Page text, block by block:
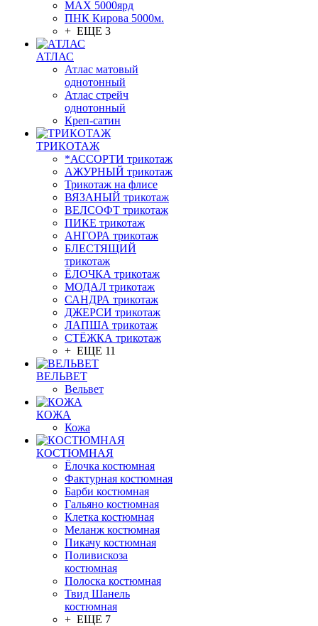
МАХ 5000ярд
ПНК Кирова 5000м.
+ ЕЩЕ 3
АТЛАС
Атлас матовый
однотонный
Атлас стрейч
однотонный
Креп-сатин
ТРИКОТАЖ
*АССОРТИ трикотаж
АЖУРНЫЙ трикотаж
Трикотаж на флисе
ВЯЗАНЫЙ трикотаж
ВЕЛСОФТ трикотаж
ПИКЕ трикотаж
АНГОРА трикотаж
БЛЕСТЯЩИЙ
трикотаж
ЁЛОЧКА трикотаж
МОДАЛ трикотаж
САНДРА трикотаж
ДЖЕРСИ трикотаж
ЛАПША трикотаж
СТЁЖКА трикотаж
+ ЕЩЕ 11
ВЕЛЬВЕТ
Вельвет
КОЖА
Кожа
КОСТЮМНАЯ
Ёлочка костюмная
Фактурная костюмная
Барби костюмная
Гальяно костюмная
Клетка костюмная
Меланж костюмная
Пикачу костюмная
Поливискоза
костюмная
Полоска костюмная
Твид Шанель
костюмная
+ ЕЩЕ 7